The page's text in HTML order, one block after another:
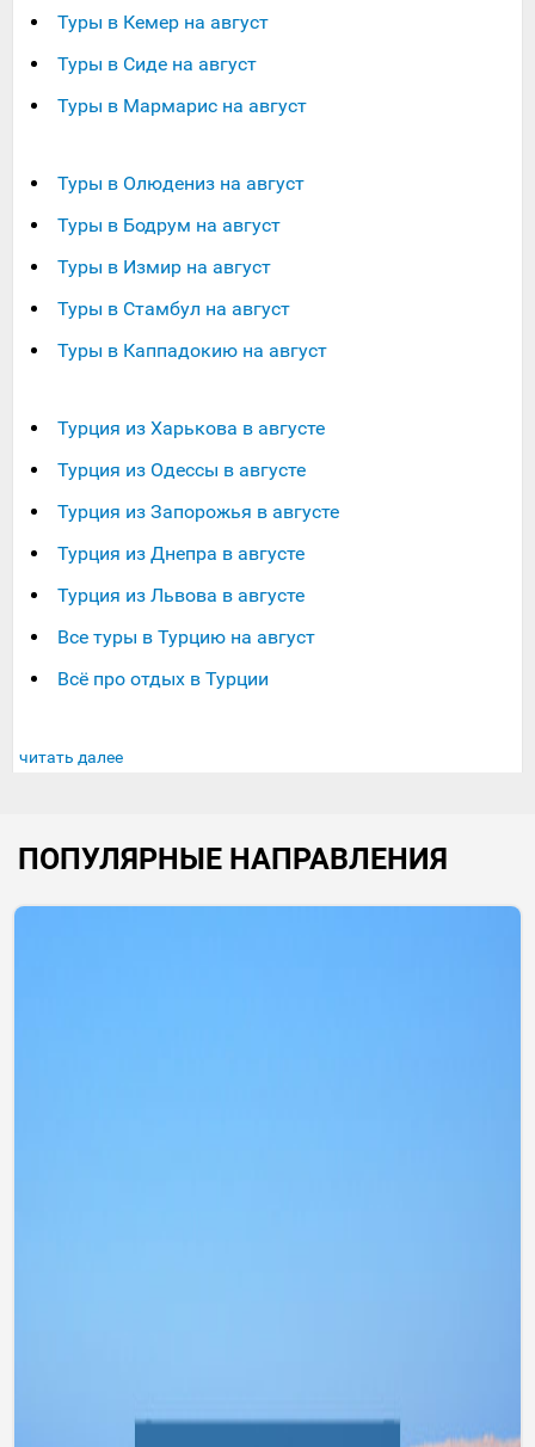
Туры в Кемер на август
Туры в Сиде на август
Туры в Мармарис на август
Туры в Олюдениз на август
Туры в Бодрум на август
Туры в Измир на август
Туры в Стамбул на август
Туры в Каппадокию на август
Турция из Харькова в августе
Турция из Одессы в августе
Турция из Запорожья в августе
Турция из Днепра в августе
Турция из Львова в августе
Все туры в Турцию на август
Всё про отдых в Турции
читать далее
ПОПУЛЯРНЫЕ НАПРАВЛЕНИЯ